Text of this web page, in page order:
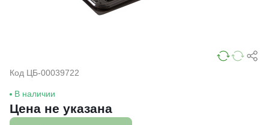
Код ЦБ-00039722
В наличии
Цена не указана